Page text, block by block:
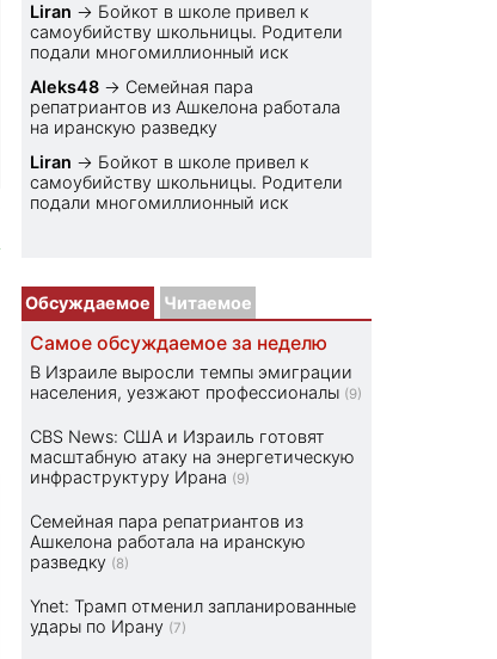
Liran → Бойкот в школе привел к
самоубийству школьницы. Родители
подали многомиллионный иск
Aleks48 → Семейная пара
репатриантов из Ашкелона работала
на иранскую разведку
Liran → Бойкот в школе привел к
самоубийству школьницы. Родители
подали многомиллионный иск
Обсуждаемое Читаемое
Самое обсуждаемое за неделю
В Израиле выросли темпы эмиграции
населения, уезжают профессионалы (9)
CBS News: США и Израиль готовят
масштабную атаку на энергетическую
инфраструктуру Ирана (9)
Семейная пара репатриантов из
Ашкелона работала на иранскую
разведку (8)
Ynet: Трамп отменил запланированные
удары по Ирану (7)